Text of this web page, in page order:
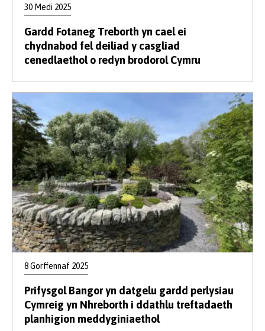
30 Medi 2025
Gardd Fotaneg Treborth yn cael ei
chydnabod fel deiliad y casgliad
cenedlaethol o redyn brodorol Cymru
8 Gorffennaf 2025
Prifysgol Bangor yn datgelu gardd perlysiau
Cymreig yn Nhreborth i ddathlu treftadaeth
planhigion meddyginiaethol